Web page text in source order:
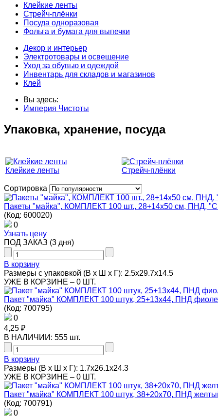
Клейкие ленты
Стрейч-плёнки
Посуда одноразовая
Фольга и бумага для выпечки
Декор и интерьер
Электротовары и освещение
Уход за обувью и одеждой
Инвентарь для складов и магазинов
Клей
Вы здесь:
Империя Чистоты
Упаковка, хранение, посуда
Клейкие ленты Стрейч-плёнки
Сортировка
Пакеты "майка", КОМПЛЕКТ 100 шт., 28+14х50 см, ПНД,
(Код: 600020)
0
Узнать цену
ПОД ЗАКАЗ (3 дня)
В корзину
Размеры с упаковкой (В х Ш х Г): 2.5x29.7x14.5
УЖЕ В КОРЗИНЕ – 0 ШТ.
Пакет "майка" КОМПЛЕКТ 100 штук, 25+13х44, ПНД
(Код: 700795)
0
4,25 ₽
В НАЛИЧИИ: 555 шт.
В корзину
Размеры (В х Ш х Г): 1.7x26.1x24.3
УЖЕ В КОРЗИНЕ – 0 ШТ.
Пакет "майка" КОМПЛЕКТ 100 штук, 38+20х70, ПНД
(Код: 700791)
0